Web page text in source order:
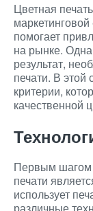
Цветная
помогает
на рынке.
результат,
печати. В
критерии,
качественной
Первым шагом
печати
использует